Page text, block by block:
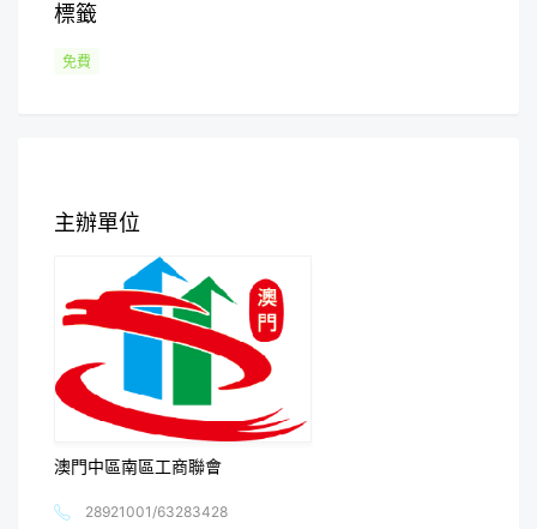
標籤
免費
主辦單位
澳門中區南區工商聯會
28921001/63283428